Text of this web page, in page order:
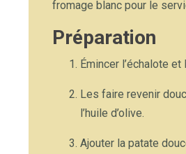
fromage blanc pour le
Préparation
Émincer l’échalote et
Les faire revenir
l’huile d’olive.
Ajouter la patate